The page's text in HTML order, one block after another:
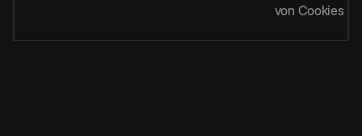
von Cookies